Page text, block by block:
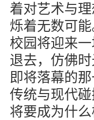
着对艺术与
烁着无数可
校园将迎来
退去，仿佛
即将落幕的
传统与现代
将要成为什